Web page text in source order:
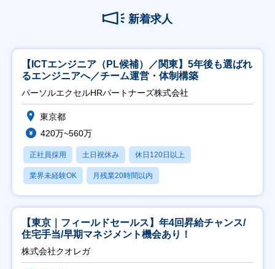
新着求人
【ICTエンジニア（PL候補）／関東】5年後も選ばれ
るエンジニアへ／チーム運営・体制構築
パーソルエクセルHRパートナーズ株式会社
東京都
420万~560万
正社員採用 土日祝休み 休日120日以上
業界未経験OK 月残業20時間以内
【東京｜フィールドセールス】年4回昇給チャンス/
住宅手当/早期マネジメント機会あり！
株式会社クオレガ